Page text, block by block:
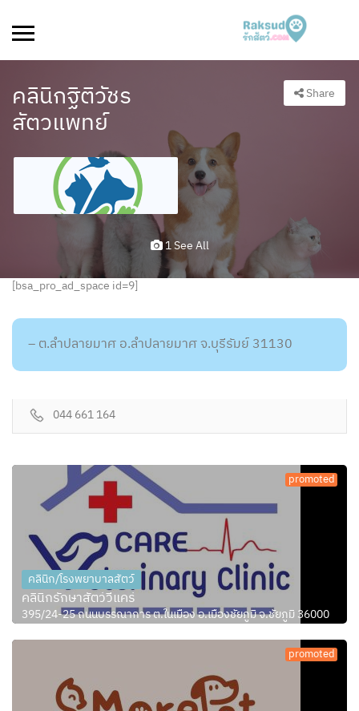
คลินิกฐิติวัชร
สัตวแพทย์
Share
1 See All
[bsa_pro_ad_space id=9]
– ต.ลำปลายมาศ อ.ลำปลายมาศ จ.บุรีรัมย์ 31130
044 661 164
promoted
คลินิก/โรงพยาบาลสัตว์
คลินิกรักษาสัตว์วีแคร์
395/24-25 ถนนบรรณาการ ต.ในเมือง อ.เมืองชัยภูมิ จ.ชัยภูมิ 36000
promoted